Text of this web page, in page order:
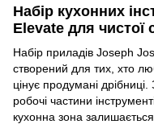
Набір кухонних
Elevate для чистої
Набір приладів Joseph
створений для тих, хто
цінує продумані
робочі частини
кухонна зона